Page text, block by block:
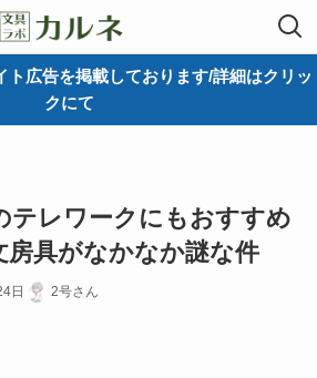
ト広告を掲載しております/詳細はクリッ
クにて
テレワークにもおすすめ
房具がなかなか謎な件
日 2号さん